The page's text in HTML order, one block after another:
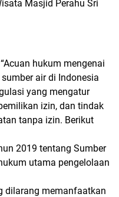
Masjid Perahu Sri
hukum mengenai
air di Indonesia
yang mengatur
izin, dan tindak
tanpa izin. Berikut
2019 tentang Sumber
utama pengelolaan
dilarang memanfaatkan